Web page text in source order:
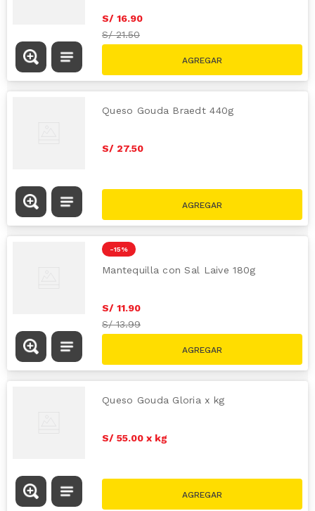
S/ 16.90
S/21.50
Queso Gouda Braedt 440g
S/ 27.50
-15 %
Mantequilla con Sal Laive 180g
S/ 11.90
S/13.99
Queso Gouda Gloria x kg
S/ 55.00 x kg